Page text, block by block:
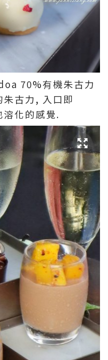
70%有機朱古力
古力, 入口即
化的感覺.